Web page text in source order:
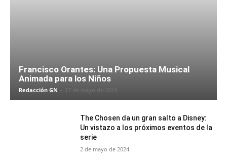
Francisco Orantes: Una Propuesta Musical
Animada para los Niños
Redacción GN - 17 de mayo de 2024
The Chosen da un gran salto a Disney:
Un vistazo a los próximos eventos de la
serie
2 de mayo de 2024